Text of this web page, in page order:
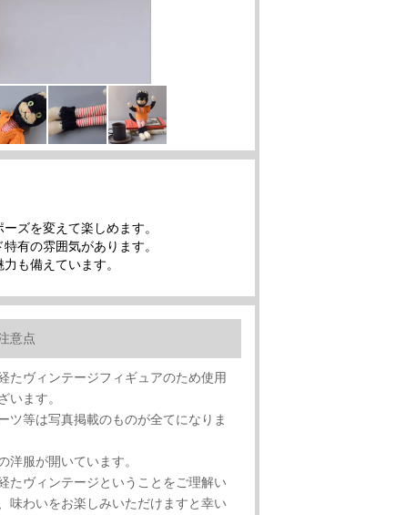
ズを変えて楽しめます。
有の雰囲気があります。
も備えています。
意点
たヴィンテージフィギュアのため使用
います。
ツ等は写真掲載のものが全てになりま
洋服が開いています。
たヴィンテージということをご理解い
味わいをお楽しみいただけますと幸い